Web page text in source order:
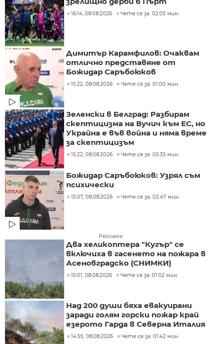
16:14, 08.08.2026 Чете се за: 02:05 мин.
Димитър Карамфилов: Очаквам
отлично представяне от
Божидар Саръбоюков
15:22, 08.08.2026 Чете се за: 01:00 мин.
Зеленски в Белград: Разбирам
скептицизма на Вучич към ЕС, но
Украйна е във война и няма време
за скептицизъм
15:22, 08.08.2026 Чете се за: 05:35 мин.
Божидар Саръбоюков: Узрял съм
психически
15:07, 08.08.2026 Чете се за: 02:47 мин.
Реклама
Два хеликоптера "Кугър" се
включиха в гасенето на пожара в
Асеновградско (СНИМКИ)
15:01, 08.08.2026 Чете се за: 01:02 мин.
Над 200 души бяха евакуирани
заради голям горски пожар край
езерото Гарда в Северна Италия
14:55, 08.08.2026 Чете се за: 01:42 мин.